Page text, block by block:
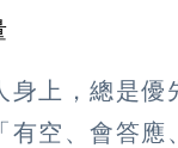
上，總是優
空、會答